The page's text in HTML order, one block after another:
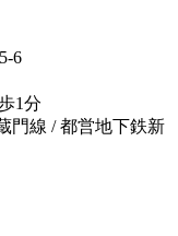
6
1分
門線 / 都営地下鉄新